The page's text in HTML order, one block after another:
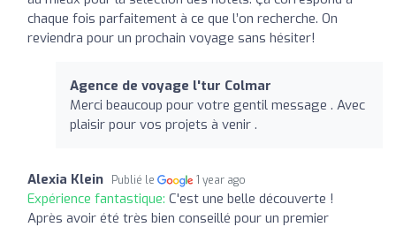
chaque fois parfaitement à ce que l’on recherche. On
reviendra pour un prochain voyage sans hésiter!
Agence de voyage l'tur Colmar
Merci beaucoup pour votre gentil message . Avec
plaisir pour vos projets à venir .
Alexia Klein Publié le 1 year ago
Expérience fantastique: C'est une belle découverte !
Après avoir été très bien conseillé pour un premier